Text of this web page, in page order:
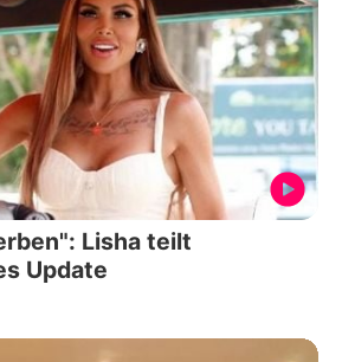
Lisha teilt
Update